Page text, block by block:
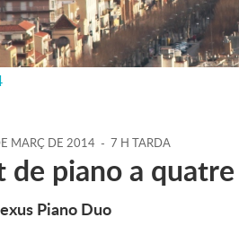
MARÇ DE 2014 - 7 H TARDA
de piano a
Piano Duo